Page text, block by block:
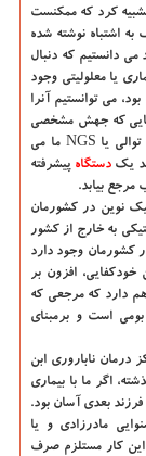
كرد كه ممكنست
اشتباه نوشته شده
می دانستیم كه دنبال
یا معلولیتی وجود
می توانستیم آنرا
هایی كه جهش مشخصی
ندارند، ناممكن بود. اما امروزه با تكنیك نسل جدید تعیین توالی یا NGS ما می
یك دستگاه پیشرفته
مرجع بیابد.
نوین در كشورمان
به خارج از كشور
كشورمان وجود دارد
افزون بر
دارد كه مرجعی كه
است و برمبنای
ناباروری ابن
اگر ما با بیماری
بعدی آسان بود.
مادرزادی و یا
این كار مستلزم صرف